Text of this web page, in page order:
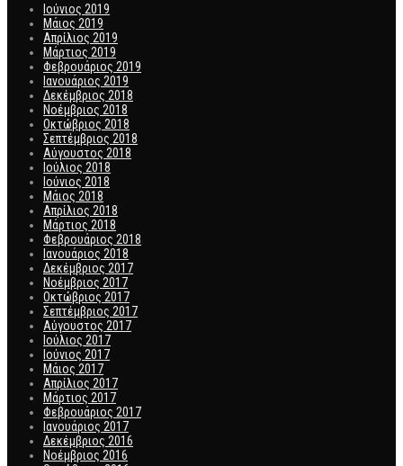
Ιούνιος 2019
Μάιος 2019
Απρίλιος 2019
Μάρτιος 2019
Φεβρουάριος 2019
Ιανουάριος 2019
Δεκέμβριος 2018
Νοέμβριος 2018
Οκτώβριος 2018
Σεπτέμβριος 2018
Αύγουστος 2018
Ιούλιος 2018
Ιούνιος 2018
Μάιος 2018
Απρίλιος 2018
Μάρτιος 2018
Φεβρουάριος 2018
Ιανουάριος 2018
Δεκέμβριος 2017
Νοέμβριος 2017
Οκτώβριος 2017
Σεπτέμβριος 2017
Αύγουστος 2017
Ιούλιος 2017
Ιούνιος 2017
Μάιος 2017
Απρίλιος 2017
Μάρτιος 2017
Φεβρουάριος 2017
Ιανουάριος 2017
Δεκέμβριος 2016
Νοέμβριος 2016